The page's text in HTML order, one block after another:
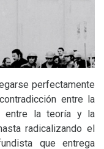
perfectamente
entre la
entre la teoría y la
radicalizando el
que entrega